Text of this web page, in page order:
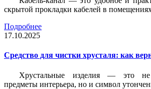
скрытой прокладки кабелей в
Подробнее
17.10.2025
Средство для чистки хрусталя: как
Хрустальные изделия — это не
предметы интерьера, но и символ